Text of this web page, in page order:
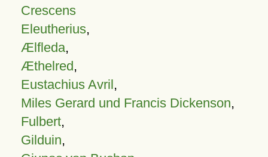
Crescens
Eleutherius,
Ælfleda,
Æthelred,
Eustachius Avril,
Miles Gerard und Francis Dickenson,
Fulbert,
Gilduin,